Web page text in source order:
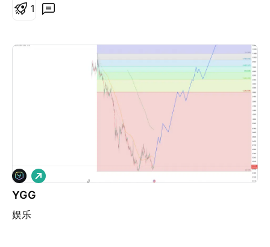
1
YGG
娱乐
做
多